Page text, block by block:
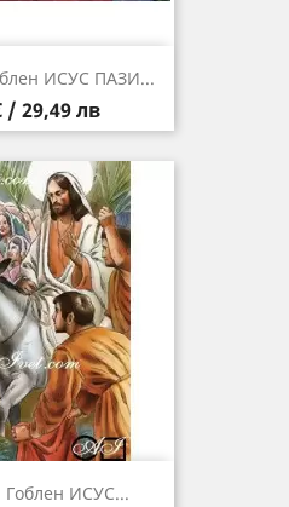
ИСУС ПАЗИ...
/ 29,49 лв
ИСУС...